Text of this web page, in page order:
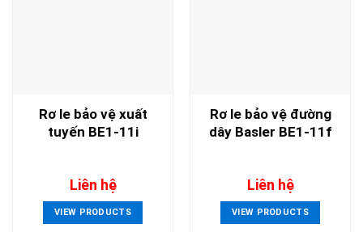
Rơ le bảo vệ xuất
tuyến BE1-11i
Liên hệ
VIEW PRODUCTS
Rơ le bảo vệ đường
dây Basler BE1-11f
Liên hệ
VIEW PRODUCTS